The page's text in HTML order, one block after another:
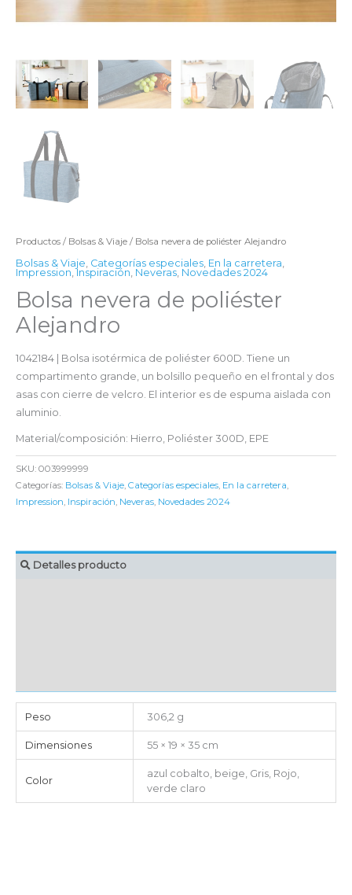
Productos / Bolsas & Viaje / Bolsa nevera de poliéster Alejandro
Bolsas & Viaje, Categorías especiales, En la carretera,
Impression,Inspiración, Neveras, Novedades 2024
Bolsa nevera de poliéster
Alejandro
1042184 | Bolsa isotérmica de poliéster 600D. Tiene un
compartimento grande, un bolsillo pequeño en el frontal y dos
asas con cierre de velcro. El interior es de espuma aislada con
aluminio.
Material/composición: Hierro, Poliéster 300D, EPE
SKU: 003999999
Categorías: Bolsas & Viaje Categorías especiales En la carretera
Impression Inspiración Neveras Novedades 2024
Detalles producto
Peso 306,2 g
Dimensiones 55 × 19 × 35 cm
Color
azul cobalto, beige, Gris, Rojo,
verde claro